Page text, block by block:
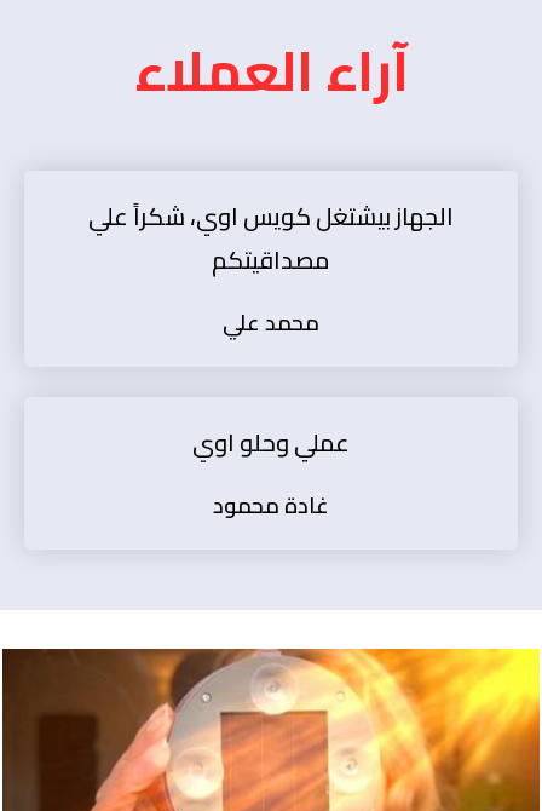
آراء العملاء
الجهاز بيشتغل كويس اوي، شكراً علي
مصداقيتكم
محمد علي
عملي وحلو اوي
غادة محمود